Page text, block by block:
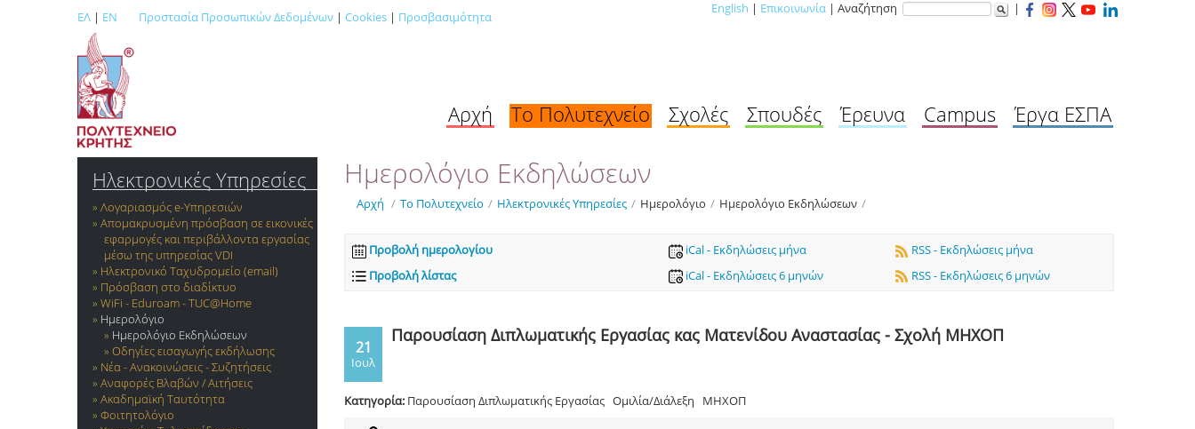
ΕΛ | EN Προστασία Προσωπικών Δεδομένων | Cookies | Προσβασιμότητα
English | Επικοινωνία | Αναζήτηση |
Αρχή Το Πολυτεχνείο Σχολές Σπουδές Έρευνα Campus Έργα ΕΣΠΑ
Ηλεκτρονικές Υπηρεσίες
Λογαριασμός e-Yπηρεσιών
Απομακρυσμένη πρόσβαση σε εικονικές
εφαρμογές και περιβάλλοντα εργασίας
μέσω της υπηρεσίας VDI
Ηλεκτρονικό Ταχυδρομείο (email)
Πρόσβαση στο διαδίκτυο
WiFi - Eduroam - TUC@Home
Ημερολόγιο
Ημερολόγιο Εκδηλώσεων
Οδηγίες εισαγωγής εκδήλωσης
Νέα - Ανακοινώσεις - Συζητήσεις
Αναφορές Βλαβών / Αιτήσεις
Ακαδημαϊκή Ταυτότητα
Φοιτητολόγιο
Ημερολόγιο Εκδηλώσεων
Αρχή / Το Πολυτεχνείο / Ηλεκτρονικές Υπηρεσίες / Ημερολόγιο / Ημερολόγιο Εκδηλώσεων /
Προβολή ημερολογίου
Προβολή λίστας
iCal - Εκδηλώσεις μήνα
iCal - Εκδηλώσεις 6 μηνών
RSS - Εκδηλώσεις μήνα
RSS - Εκδηλώσεις 6 μηνών
21
Ιουλ
Παρουσίαση Διπλωματικής Εργασίας κας Ματενίδου Αναστασίας - Σχολή ΜΗΧΟΠ
Κατηγορία: Παρουσίαση Διπλωματικής Εργασίας Ομιλία/Διάλεξη ΜΗΧΟΠ